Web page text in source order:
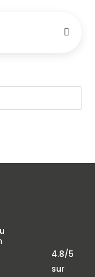
trouver ce que
4.8/5
sur